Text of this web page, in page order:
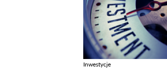
Inwestycje